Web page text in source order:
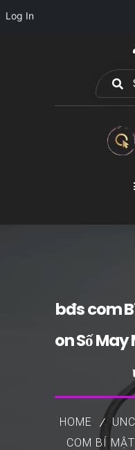
Log In
bđs com
on Số May
HOME
COM BÍ